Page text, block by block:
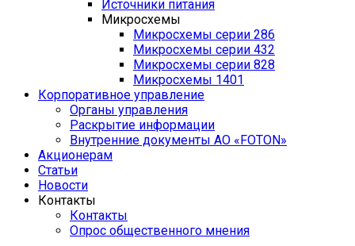
Источники питания
Микросхемы
Микросхемы серии 286
Микросхемы серии 432
Микросхемы серии 828
Микросхемы 1401
Корпоративное управление
Органы управления
Раскрытие информации
Внутренние документы АО «FOTON»
Акционерам
Статьи
Новости
Контакты
Контакты
Опрос общественного мнения